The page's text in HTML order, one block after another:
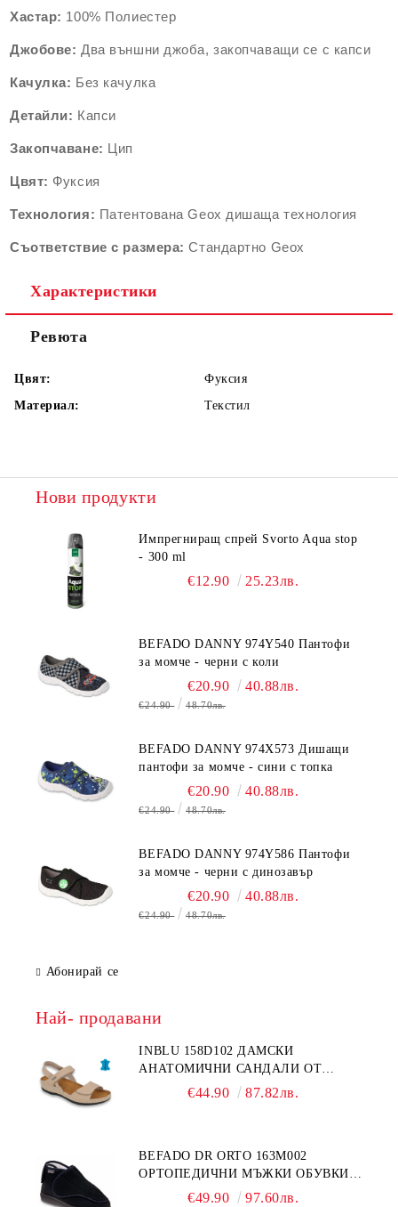
Хастар: 100% Полиестер
Джобове: Два външни джоба, закопчаващи се с капси
Качулка: Без качулка
Детайли: Капси
Закопчаване: Цип
Цвят: Фуксия
Технология: Патентована Geox дишаща технология
Съответствие с размера:Стандартно Geox
Характеристики
Ревюта
Цвят:
Фуксия
Материал:
Текстил
Нови продукти
Импрегниращ спрей Svorto Aqua stop
- 300 ml
€12.90 25.23лв.
BEFADO DANNY 974Y540 Пантофи
за момче - черни с коли
€20.90 40.88лв.
€24.90 48.70лв.
BEFADO DANNY 974X573 Дишащи
пантофи за момче - сини с топка
€20.90 40.88лв.
€24.90 48.70лв.
BEFADO DANNY 974Y586 Пантофи
за момче - черни с динозавър
€20.90 40.88лв.
€24.90 48.70лв.
Абонирай се
Най- продавани
INBLU 158D102 ДАМСКИ
АНАТОМИЧНИ САНДАЛИ ОТ
ЕСТЕСТВЕНА КОЖА, БЕЖОВИ
€44.90 87.82лв.
BEFADO DR ORTO 163M002
ОРТОПЕДИЧНИ МЪЖКИ ОБУВКИ
ЗА ГИПСИРАН ИЛИ СВРЪХ
€49.90 97.60лв.